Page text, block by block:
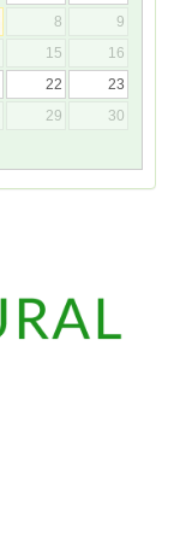
8
9
15
16
22
23
29
30